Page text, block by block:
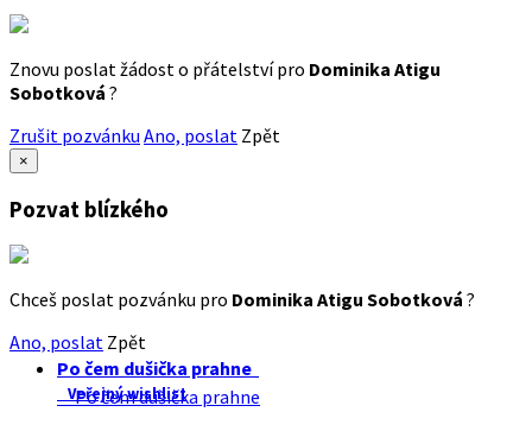
Znovu poslat žádost o přátelství pro Dominika Atigu
Sobotková ?
Zrušit pozvánku Ano, poslat Zpět
×
Pozvat blízkého
Chceš poslat pozvánku pro Dominika Atigu Sobotková ?
Ano, poslat Zpět
Po čem dušička prahne
Veřejný wishlist
Po čem dušička prahne